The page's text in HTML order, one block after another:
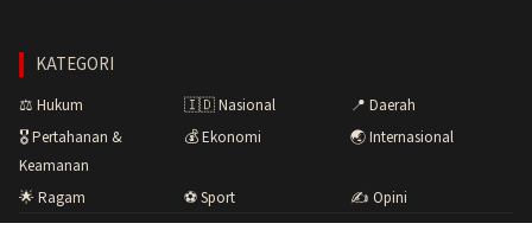
KATEGORI
⚖️ Hukum 🇮🇩 Nasional
📍 Daerah
🎖️ Pertahanan &
Keamanan
💰 Ekonomi 🌏 Internasional
🌟 Ragam ⚽ Sport ✍️ Opini